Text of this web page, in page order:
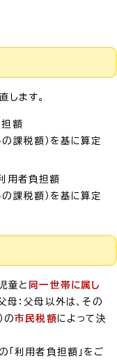
します。
額
課税額）を基に算定
用者負担額
課税額）を基に算定
童と 同一世帯に属し
母：父母以外は、その
の市民税額 によって決
利用者負担額」をご